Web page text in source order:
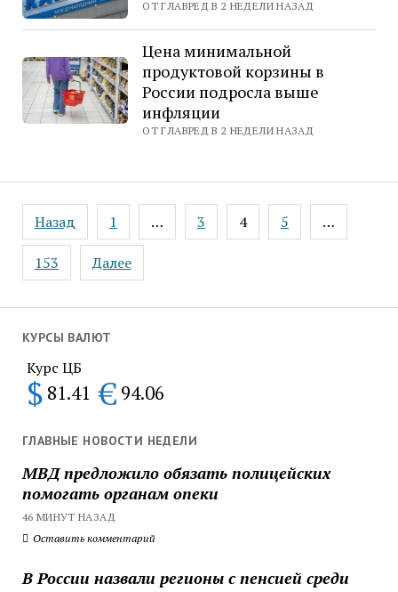
КУРСЫ ВАЛЮТ
Курс ЦБ
$ 81.41 € 94.06
ГЛАВНЫЕ НОВОСТИ НЕДЕЛИ
МВД предложило обязать полицейских
помогать органам опеки
46 МИНУТ НАЗАД
Оставить комментарий
В России назвали регионы с пенсией среди
ОТ ГЛАВРЕД В 2 НЕДЕЛИ НАЗАД
Цена минимальной
продуктовой корзины в
России подросла выше
инфляции
ОТ ГЛАВРЕД В 2 НЕДЕЛИ НАЗАД
Пагинация
записей
Назад 1 … 3 4 5 …
153 Далее